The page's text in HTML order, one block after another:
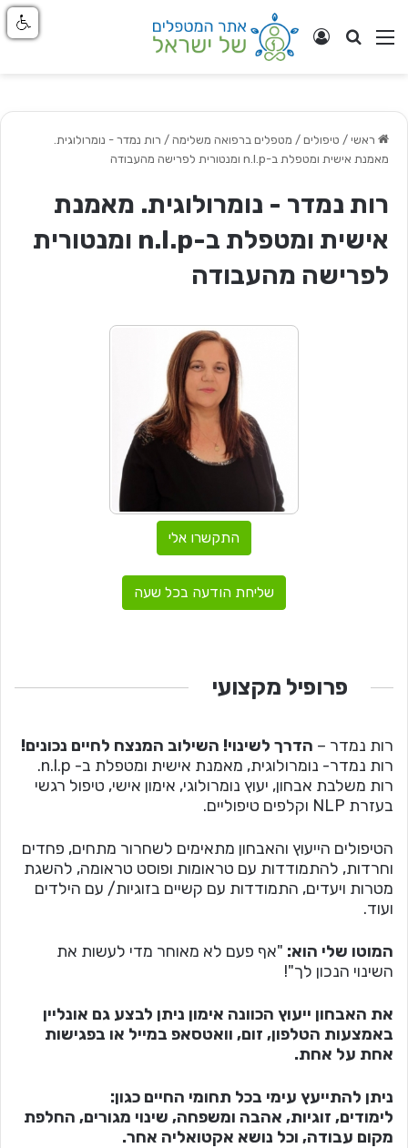
ניווט באתר
חפש התחבר
ראשי / טיפולים / מטפלים ברפואה משלימה / רות נמדר - נומרולוגית.
מאמנת אישית ומטפלת ב-n.l.p ומנטורית לפרישה מהעבודה
רות נמדר - נומרולוגית. מאמנת
אישית ומטפלת ב-n.l.p ומנטורית
לפרישה מהעבודה
התקשרו אלי
שליחת הודעה בכל שעה
פרופיל מקצועי
רות נמדר – הדרך לשינוי! השילוב המנצח לחיים נכונים!
רות נמדר- נומרולוגית, מאמנת אישית ומטפלת ב- n.l.p.
רות משלבת אבחון, יעוץ נומרולוגי, אימון אישי, טיפול רגשי
בעזרת NLP וקלפים טיפוליים.
הטיפולים הייעוץ והאבחון מתאימים לשחרור מתחים, פחדים
וחרדות, להתמודדות עם טראומות ופוסט טראומה, להשגת
מטרות ויעדים, התמודדות עם קשיים בזוגיות/ עם הילדים
ועוד.
המוטו שלי הוא: "אף פעם לא מאוחר מדי לעשות את
השינוי הנכון לך"!
את האבחון ייעוץ הכוונה אימון ניתן לבצע גם אונליין
באמצעות הטלפון, זום, וואטסאפ במייל או בפגישות
אחת על אחת.
ניתן להתייעץ עימי בכל תחומי החיים כגון:
לימודים, זוגיות, אהבה ומשפחה, שינוי מגורים, החלפת
מקום עבודה, וכל נושא אקטואליה אחר.